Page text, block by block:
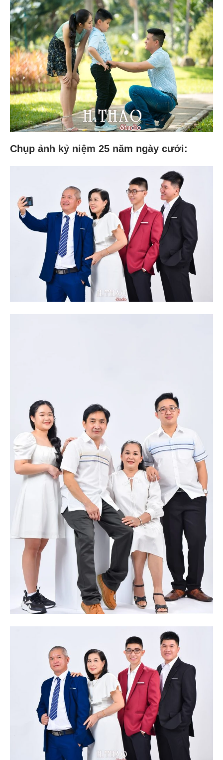
Chụp ảnh kỷ niệm 25 năm ngày cưới: